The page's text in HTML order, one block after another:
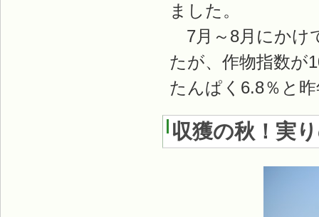
ました。
7月～8月にかけ
たが、作物指数が
たんぱく6.8％と
収獲の秋！実